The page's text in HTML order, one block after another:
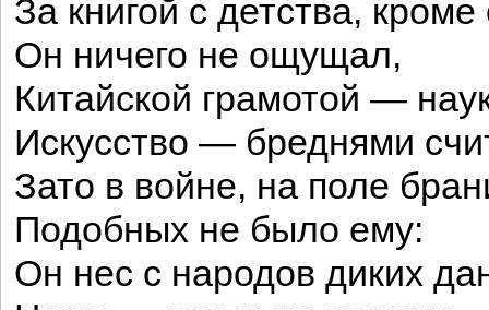
За книгой с детства, кроме
Он ничего не ощущал,
Китайской грамотой —
Искусство — бреднями
Зато в войне, на поле
Подобных не было ему:
Он нес с народов диких